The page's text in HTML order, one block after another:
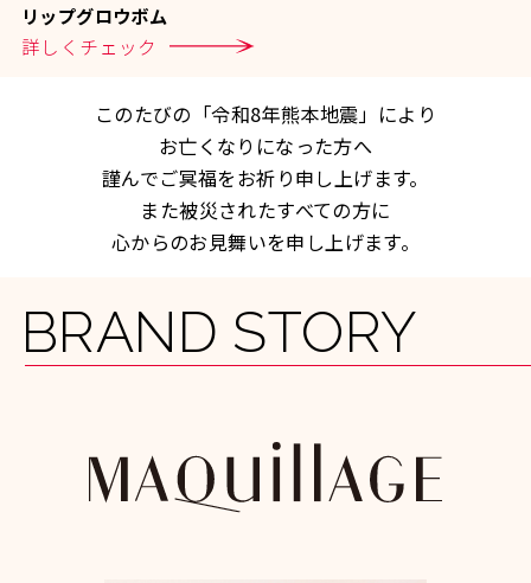
リップグロウボム
詳 し く チ ェ ッ ク
このたびの「令和8年熊本地震」により
お亡くなりになった方へ
謹んでご冥福をお祈り申し上げます。
また被災されたすべての方に
心からのお見舞いを申し上げます。
BRAND STORY